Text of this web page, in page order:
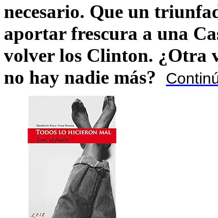
necesario. Que un
aportar frescura a una
volver los Clinton. ¿Otra
no hay nadie más?